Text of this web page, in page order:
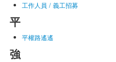
工作人員 / 義工招募
平
平權路遙遙
強